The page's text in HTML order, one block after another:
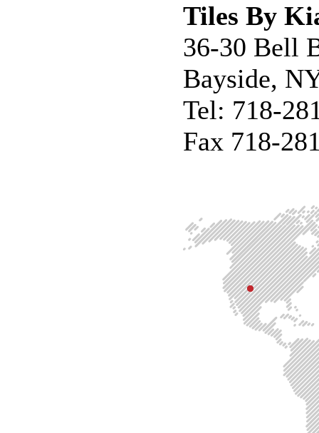
Tiles By
36-30 Bell
Bayside,
Tel: 718-
Fax 718-